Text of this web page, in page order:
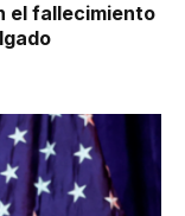
el fallecimiento